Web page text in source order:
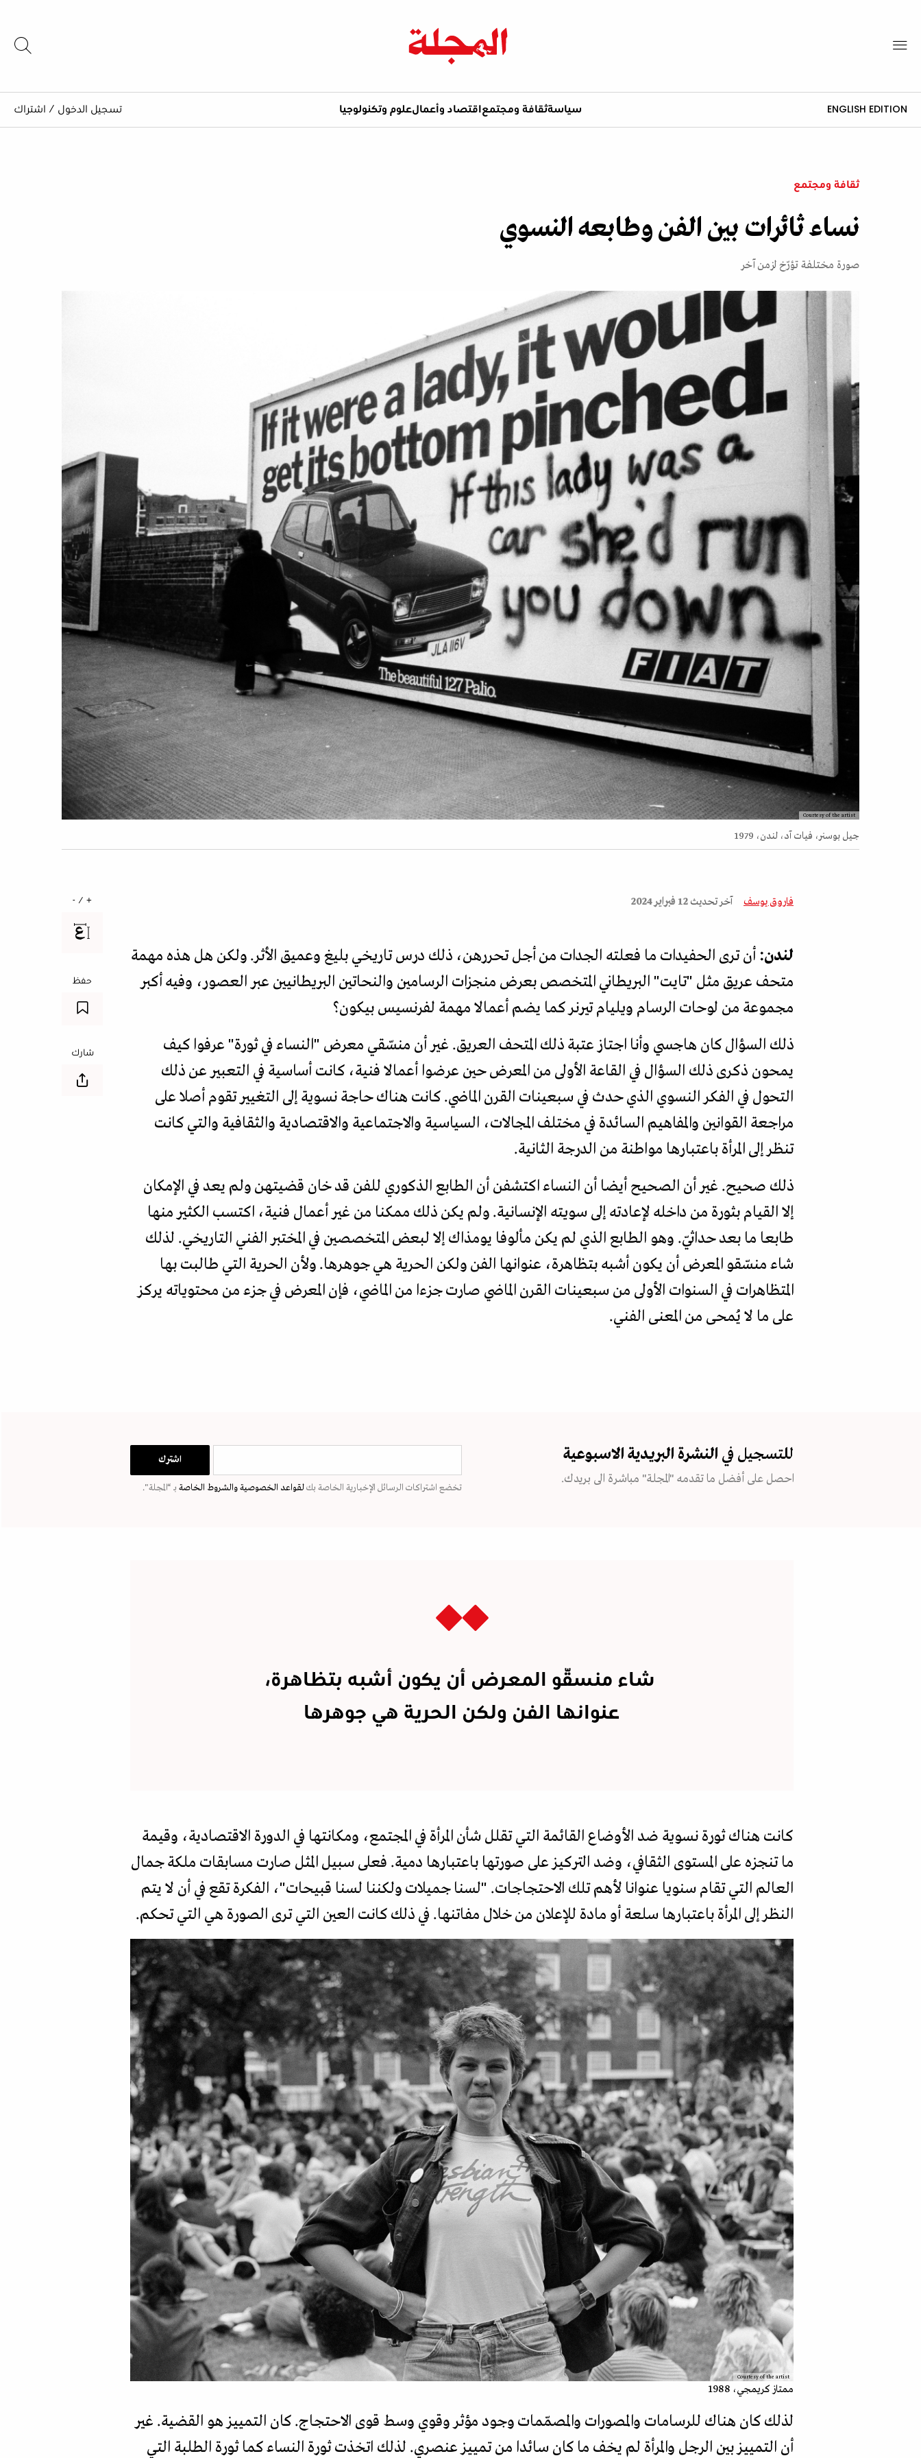
ENGLISH EDITION سياسةثقافة ومجتمع اقتصاد وأعمالعلوم وتكنولوجيا تسجيل الدخول / اشتراك
ثقافة ومجتمع
نساء ثائرات بين الفن وطابعه النسوي
صورة مختلفة تؤرّخ لزمن آخر
Courtesy of the artist
جيل بوسنر، فيات آد، لندن، 1979
فاروق يوسف آخر تحديث 12 فبراير 2024
لندن: أن ترى الحفيدات ما فعلته الجدات من أجل تحررهن، ذلك درس تاريخي بليغ وعميق الأثر. ولكن هل هذه مهمة
متحف عريق مثل "تايت" البريطاني المتخصص بعرض منجزات الرسامين والنحاتين البريطانيين عبر العصور، وفيه أكبر
مجموعة من لوحات الرسام ويليام تيرنر كما يضم أعمالا مهمة لفرنسيس بيكون؟
ذلك السؤال كان هاجسي وأنا اجتاز عتبة ذلك المتحف العريق. غير أن منسّقي معرض "النساء في ثورة" عرفوا كيف
يمحون ذكرى ذلك السؤال في القاعة الأولى من المعرض حين عرضوا أعمالا فنية، كانت أساسية في التعبير عن ذلك
التحول في الفكر النسوي الذي حدث في سبعينات القرن الماضي. كانت هناك حاجة نسوية إلى التغيير تقوم أصلا على
مراجعة القوانين والمفاهيم السائدة في مختلف المجالات، السياسية والاجتماعية والاقتصادية والثقافية والتي كانت
تنظر إلى المرأة باعتبارها مواطنة من الدرجة الثانية.
ذلك صحيح. غير أن الصحيح أيضا أن النساء اكتشفن أن الطابع الذكوري للفن قد خان قضيتهن ولم يعد في الإمكان
إلا القيام بثورة من داخله لإعادته إلى سويته الإنسانية. ولم يكن ذلك ممكنا من غير أعمال فنية، اكتسب الكثير منها
طابعا ما بعد حداثيّ. وهو الطابع الذي لم يكن مألوفا يومذاك إلا لبعض المتخصصين في المختبر الفني التاريخي. لذلك
شاء منسّقو المعرض أن يكون أشبه بتظاهرة، عنوانها الفن ولكن الحرية هي جوهرها. ولأن الحرية التي طالبت بها
المتظاهرات في السنوات الأولى من سبعينات القرن الماضي صارت جزءا من الماضي، فإن المعرض في جزء من محتوياته يركز
على ما لا يُمحى من المعنى الفني.
للتسجيل في النشرة البريدية الاسبوعية
احصل على أفضل ما تقدمه "المجلة" مباشرة الى بريدك.
تخضع اشتراكات الرسائل الإخبارية الخاصة بكلقواعد الخصوصيةوالشروط الخاصة بـ “المجلة".
شاء منسّقو المعرض أن يكون أشبه بتظاهرة،
عنوانها الفن ولكن الحرية هي جوهرها
كانت هناك ثورة نسوية ضد الأوضاع القائمة التي تقلل شأن المرأة في المجتمع، ومكانتها في الدورة الاقتصادية، وقيمة
ما تنجزه على المستوى الثقافي، وضد التركيز على صورتها باعتبارها دمية. فعلى سبيل المثل صارت مسابقات ملكة جمال
العالم التي تقام سنويا عنوانا لأهم تلك الاحتجاجات. "لسنا جميلات ولكننا لسنا قبيحات"، الفكرة تقع في أن لا يتم
النظر إلى المرأة باعتبارها سلعة أو مادة للإعلان من خلال مفاتنها. في ذلك كانت العين التي ترى الصورة هي التي تحكم.
Courtesy of the artist
ممتاز كريمجي، 1988
لذلك كان هناك للرسامات والمصورات والمصمّمات وجود مؤثر وقوي وسط قوى الاحتجاج. كان التمييز هو القضية. غير
أن التمييز بين الرجل والمرأة لم يخف ما كان سائدا من تمييز عنصري. لذلك اتخذت ثورة النساء كما ثورة الطلبة التي
+ / -
حفظ
شارك